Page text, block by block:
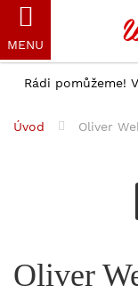
MENU
Rádi pomůžeme!
Úvod Oliver
Oliver